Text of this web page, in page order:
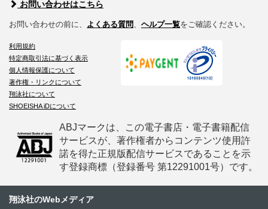
お問い合わせはこちら
お問い合わせの前に、 よくある質問 ヘルプ一覧をご確認ください。
利用規約
特定商取引法に基づく表示
個人情報保護について
著作権・リンクについて
翔泳社について
SHOEISHA iDについて
ABJマークは、この電子書店・電子書籍配信
サービスが、著作権者からコンテンツ使用許
諾を得た正規版配信サービスであることを示
す登録商標（登録番号 第12291001号）です。
翔泳社のWebメディア